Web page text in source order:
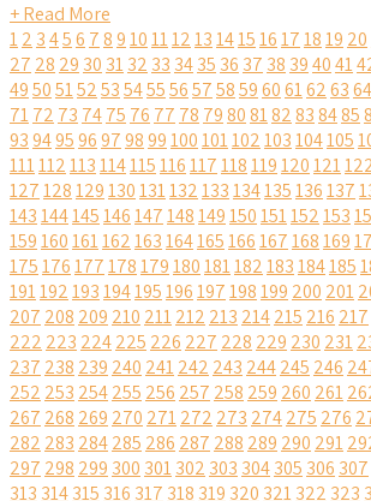
+ Read More
12 3456 78910111213141516171819 20
27 28 29 30 3132 33 3435 36 37 38 394041
49505152535455565758596061626364
7172 73 7475 76 77 78 79808182838485
93949596979899100101102103104105
111112113114115116117118119120121
127128129130131132133134135136137
143144145146147148149150151152153
159160161162163164165166167168169
175176177178179180181182183184185
191192193194195196197198199 200 201
207 208 209 210 211212 213 214215 216 217
222 223 224225 226 227 228 229 230 231
237 238 239 240 241242 243 244245 246
252 253 254255 256 257 258 259 260 261
267 268 269 270 271272 273 274275 276
282 283 284285 286 287 288 289 290 291
297 298 299 300 301302 303 304305 306 307
313 314315 316 317 318 319 320 321322 323